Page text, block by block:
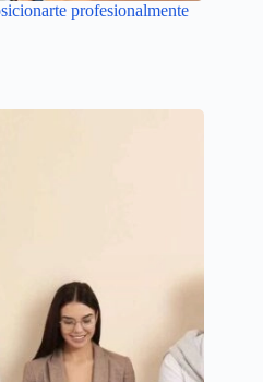
profesionalmente